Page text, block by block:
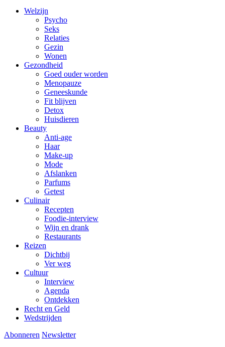
Welzijn
Psycho
Seks
Relaties
Gezin
Wonen
Gezondheid
Goed ouder worden
Menopauze
Geneeskunde
Fit blijven
Detox
Huisdieren
Beauty
Anti-age
Haar
Make-up
Mode
Afslanken
Parfums
Getest
Culinair
Recepten
Foodie-interview
Wijn en drank
Restaurants
Reizen
Dichtbij
Ver weg
Cultuur
Interview
Agenda
Ontdekken
Recht en Geld
Wedstrijden
Abonneren Newsletter